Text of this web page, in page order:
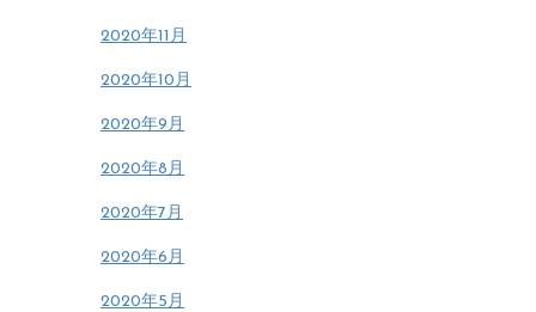
2020年11月
2020年10月
2020年9月
2020年8月
2020年7月
2020年6月
2020年5月